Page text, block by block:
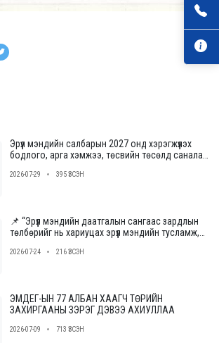
Эрүүл мэндийн салбарын 2027 онд хэрэгжүүлэх
бодлого, арга хэмжээ, төсвийн төсөлд саналаа
2026-07-29 395 ҮЗСЭН
📌 “Эрүүл мэндийн даатгалын сангаас зардлын
төлбөрийг нь хариуцах эрүүл мэндийн тусламж,
шалгаруулах журам”-ын төслийн ээлжит
2026-07-24 216 ҮЗСЭН
ЭМДЕГ-ЫН 77 АЛБАН ХААГЧ ТӨРИЙН
ЗАХИРГААНЫ ЗЭРЭГ ДЭВЭЭ АХИУЛЛАА
2026-07-09 713 ҮЗСЭН